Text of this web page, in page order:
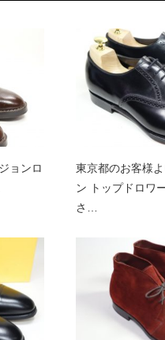
ョンロ
東京都のお客様
ン トップドロワ
さ…